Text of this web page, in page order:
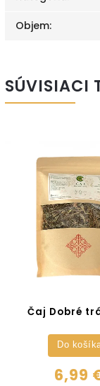
Objem:
SÚVISIACI
Čaj Dobré
6,99
Do